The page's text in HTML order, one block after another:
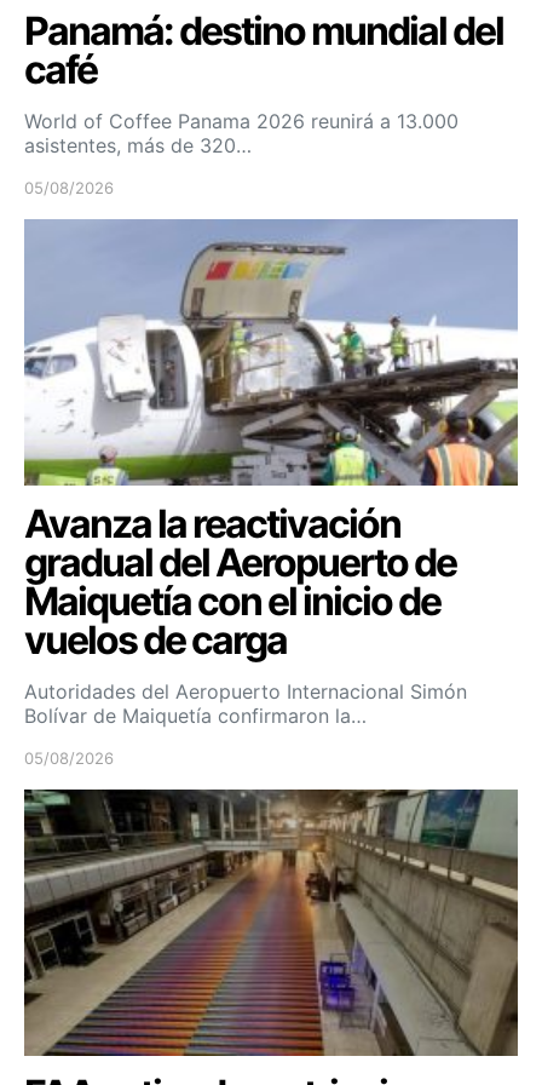
Panamá: destino mundial del
café
World of Coffee Panama 2026 reunirá a 13.000
asistentes, más de 320…
05/08/2026
Avanza la reactivación
gradual del Aeropuerto de
Maiquetía con el inicio de
vuelos de carga
Autoridades del Aeropuerto Internacional Simón
Bolívar de Maiquetía confirmaron la…
05/08/2026